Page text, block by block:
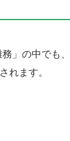
」の中でも、
れます。